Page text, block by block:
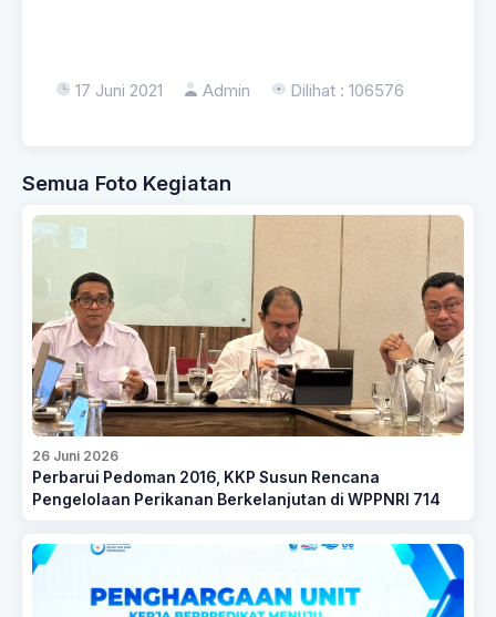
17 Juni 2021 Admin Dilihat : 106576
Semua Foto Kegiatan
26 Juni 2026
Perbarui Pedoman 2016, KKP Susun Rencana
Pengelolaan Perikanan Berkelanjutan di WPPNRI 714